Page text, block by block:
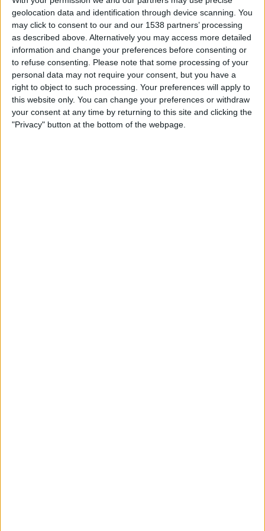
geolocation data and identification through device scanning. You
may click to consent to our and our 1538 partners’ processing
as described above. Alternatively you may access more detailed
information and change your preferences before consenting or
to refuse consenting.
Please note that some processing of your
personal data may not require your consent, but you have a
right to object to such processing. Your preferences will apply to
this website only. You can change your preferences or withdraw
your consent at any time by returning to this site and clicking the
"Privacy" button at the bottom of the webpage.
però, que si després de la seva renúncia els
socialistes no s’obren a una aprovació ràpida dels
comptes, “quedarà clar que en cap moment han
tingut intenció de fer-ho”.
Subscripció al butlletí
Rep les novetats d'El Temps al teu correu: